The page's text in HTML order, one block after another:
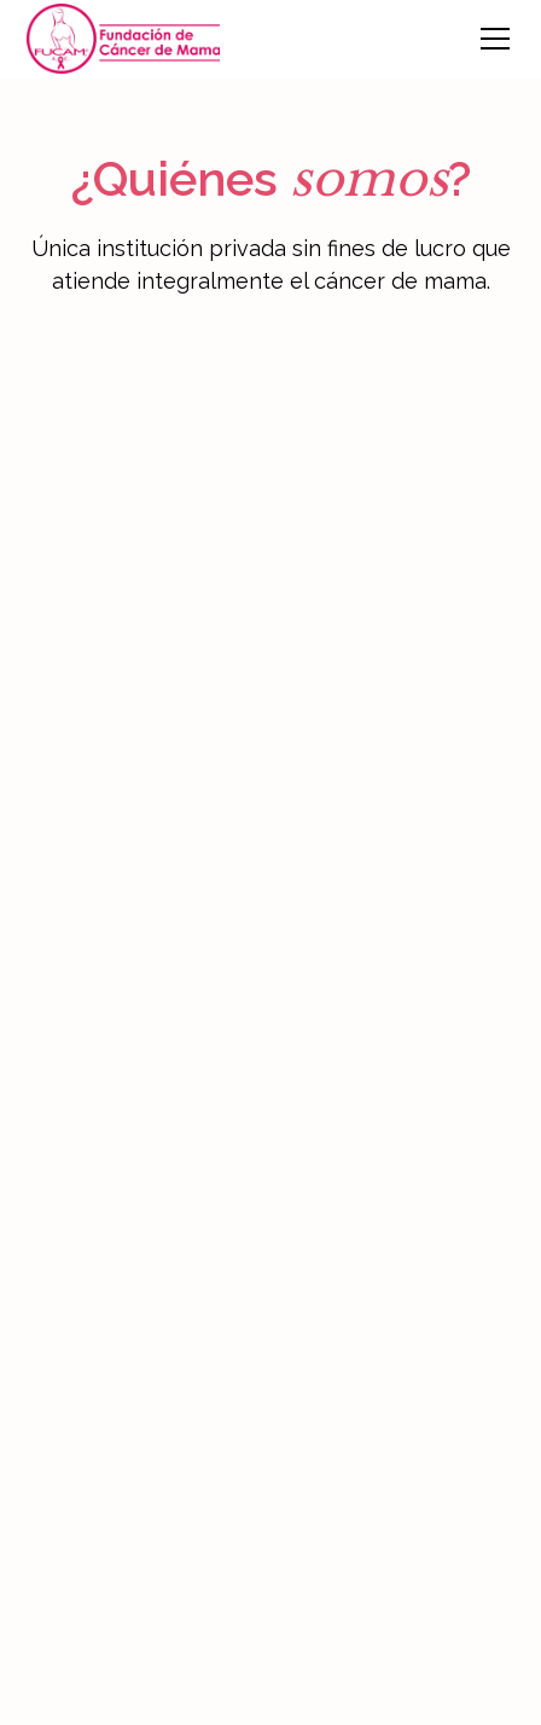
¿Quiénes somos?
Única institución privada sin fines de lucro que
atiende integralmente el cáncer de mama.